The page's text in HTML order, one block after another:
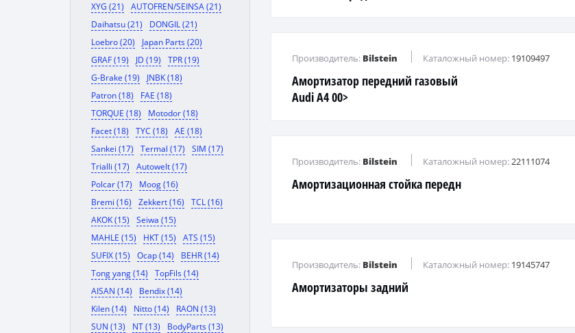
XYG (21)
AUTOFREN/SEINSA (21)
Daihatsu (21)
DONGIL (21)
Loebro (20)
Japan Parts (20)
GRAF (19)
JD (19)
TPR (19)
G-Brake (19)
JNBK (18)
Patron (18)
FAE (18)
TORQUE (18)
Motodor (18)
Facet (18)
TYC (18)
AE (18)
Sankei (17)
Termal (17)
SIM (17)
Trialli (17)
Autowelt (17)
Polcar (17)
Moog (16)
Bremi (16)
Zekkert (16)
TCL (16)
AKOK (15)
Seiwa (15)
MAHLE (15)
HKT (15)
ATS (15)
SUFIX (15)
Ocap (14)
BEHR (14)
Tong yang (14)
TopFils (14)
AISAN (14)
Bendix (14)
Kilen (14)
Nitto (14)
RAON (13)
SUN (13)
NT (13)
BodyParts (13)
Амортизатор передний газовый
Audi A4 00>
Производитель: Bilstein Каталожный номер: 19109497
Амортизационная стойка передн
Производитель: Bilstein Каталожный номер:22111074
Амортизаторы задний
Производитель: Bilstein Каталожный номер: 19145747